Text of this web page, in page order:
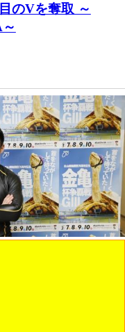
のVを奪取 ～